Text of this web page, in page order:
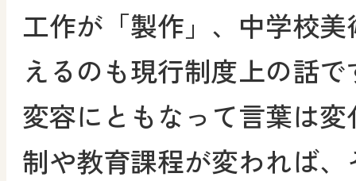
工作が「製作」、中学校
えるのも現行制度上の話
変容にともなって言葉は
制や教育課程が変われば